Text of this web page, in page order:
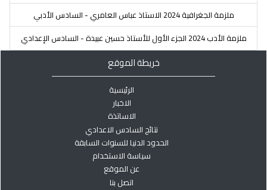
ملزمة الجغرافية 2024 الاستاذ عباس العامري - السادس الأدبي
ملزمة الأدب 2024 الجزء الأول للأستاذ حسين عبيدة - السادس الإعدادي
خريطة الموقع
الرئيسية
الاخبار
الاساتذة
نتائج السادس الاعدادي
الحدود الدنيا للسنوات السابقة
سياسة الاستخدام
عن الموقع
اتصل بنا